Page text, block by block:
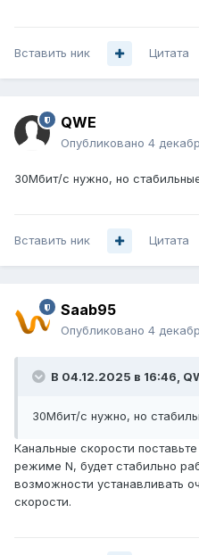
Вставить ник Цитата
QWE
Опубликовано 4
30Мбит/с нужно, но
Вставить ник Цитата
Saab95
Опубликовано 4
В 04.12.2025 в 16:46,
30Мбит/с нужно, но
Канальные скорости
режиме N, будет стабильно
возможности устанавливать
скорости.